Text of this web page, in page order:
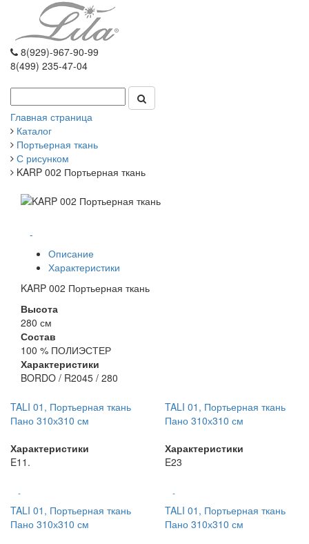
8(929)-967-90-99
8(499) 235-47-04
Главная страница
Каталог
Портьерная ткань
С рисунком
KARP 002 Портьерная ткань
-
Описание
Характеристики
KARP 002 Портьерная ткань
Высота
280 см
Состав
100 % ПОЛИЭСТЕР
Характеристики
BORDO / R2045 / 280
TALI 01, Портьерная ткань
Пано 310х310 см
Характеристики
E11.
-
TALI 01, Портьерная ткань
Пано 310х310 см
Характеристики
E23
-
TALI 01, Портьерная ткань
Пано 310х310 см
TALI 01, Портьерная ткань
Пано 310х310 см